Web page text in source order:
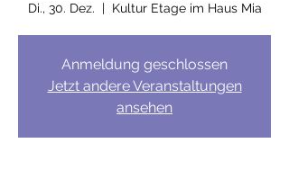
Di., 30. Dez.
  |
Kultur Etage im Haus Mia
Anmeldung geschlossen
Jetzt andere Veranstaltungen
ansehen